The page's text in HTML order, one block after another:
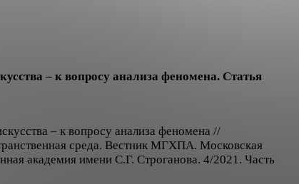
– к вопросу анализа феномена. Статья
– к вопросу анализа феномена //
среда. Вестник МГХПА. Московская
академия имени С.Г. Строганова. 4/2021. Часть